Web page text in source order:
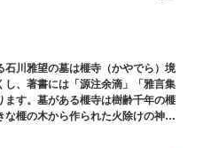
川雅望の墓は榧寺（かやでら）境
、著書には「源注余滴」「雅言集
す。墓がある榧寺は樹齢千年の榧
榧の木から作られた火除けの神、